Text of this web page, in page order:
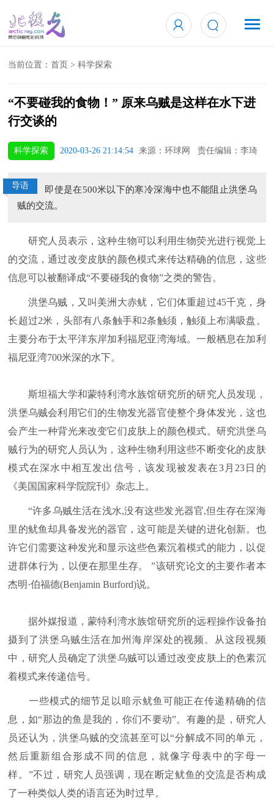
当前位置：首页 >科学探索
“不要碰我的食物！” 原来乌贼是这样在水下进
行交谈的
科学探索 2020-03-26 21:14:54 来源：环球网 责任编辑：李琦
导语
即使是在500米以下的寒冷深海中也不能阻止洪堡乌
贼的交流。
研究人员表示，这种生物可以利用生物荧光进行视觉上
的交流，通过改变皮肤的颜色模式来传达精确的信息，这些
信息可以被翻译成“不要碰我的食物”之类的警告。
洪堡乌贼，又叫美洲大赤鱿，它们体重超过45千克，身
长超过2米，头部有八条触手和2条触须，触须上布满吸盘。
主要分布于太平洋东岸加利福尼亚湾海域。一般栖息在加利
福尼亚湾700米深的水下。
斯坦福大学和蒙特利湾水族馆研究所的研究人员发现，
洪堡乌贼会利用它们的生物发光器官使整个身体发光，这也
会产生一种背光来改变它们皮肤上的颜色模式。研究洪堡乌
贼行为的研究人员认为，这种生物利用这些不断变化的皮肤
模式在深水中相互发出信号，该发现被发表在3月23日的
《美国国家科学院院刊》杂志上。
“许多乌贼生活在浅水,没有这些发光器官,但生存在深海
里的鱿鱼却具备发光的器官，这可能是关键的进化创新。也
许它们需要这种发光和显示这些色素沉着模式的能力，以促
进群体行为，以便在那里生存。 ”该研究论文的主要作者本
杰明·伯福德(Benjamin Burford)说。
据外媒报道，蒙特利湾水族馆研究所的远程操作设备拍
摄到了洪堡乌贼生活在加州海岸深处的视频。从这段视频
中，研究人员确定了洪堡乌贼可以通过改变皮肤上的色素沉
着模式来传递信号。
一些模式的细节足以暗示鱿鱼可能正在传递精确的信
息，如“那边的鱼是我的，你们不要动”。有趣的是，研究人
员还认为，洪堡乌贼的交流甚至可以“分解成不同的单元，
然后重新组合形成不同的信息，就像字母表中的字母一
样。”不过，研究人员强调，现在断定鱿鱼的交流是否构成
了一种类似人类的语言还为时过早。